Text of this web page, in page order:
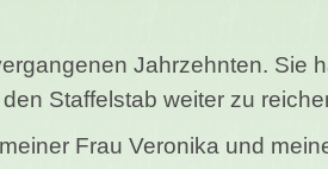
Jahrzehnten. Sie
Staffelstab weiter zu
Frau Veronika und